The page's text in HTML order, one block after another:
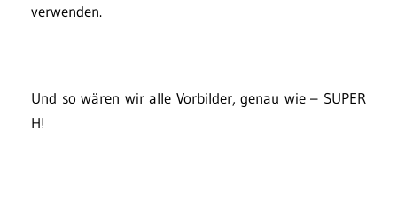
verwenden.
Und so wären wir alle Vorbilder, genau wie – SUPER
H!